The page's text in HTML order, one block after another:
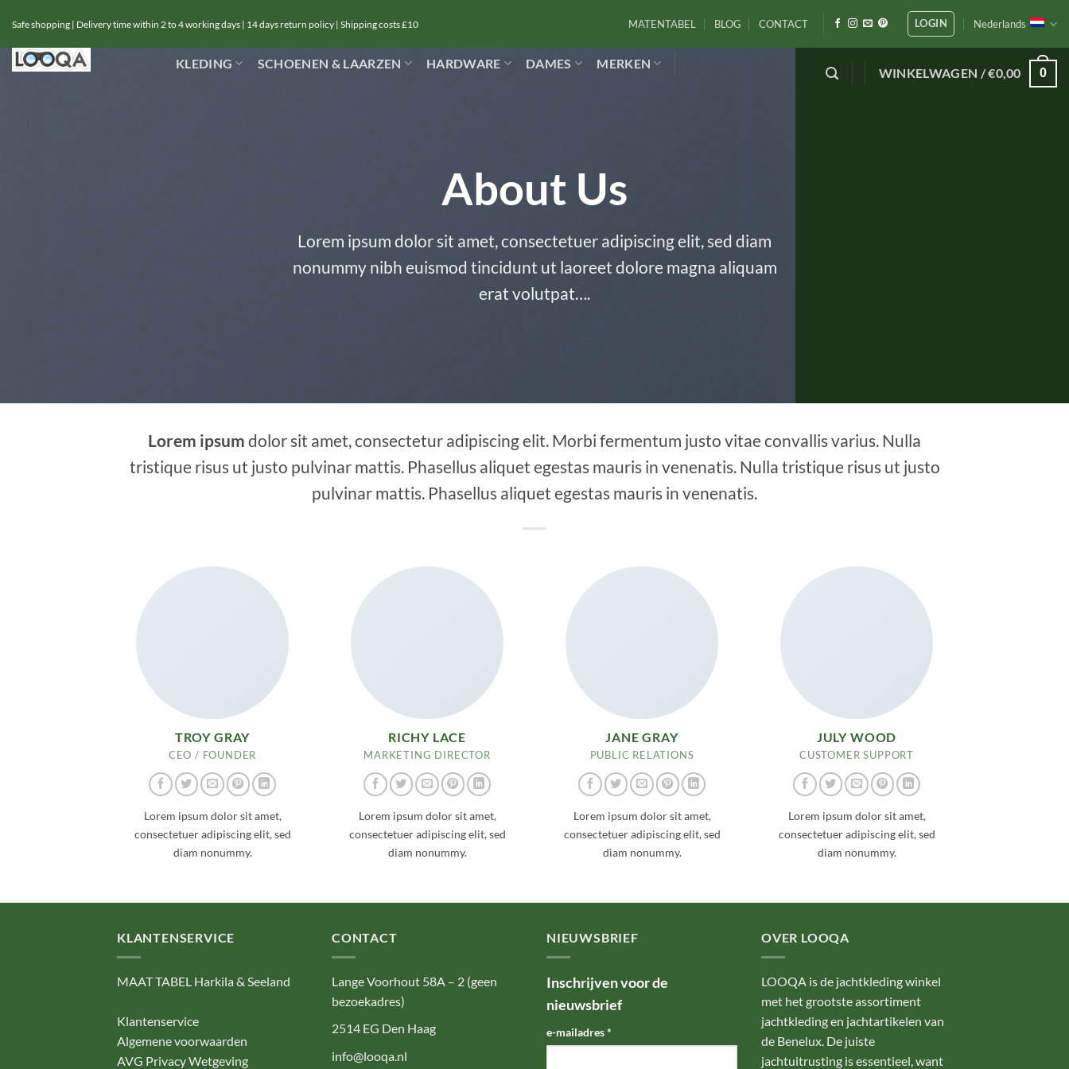
naar
inhoud
Safe shopping | Delivery time within 2 to 4 working days | 14 days return policy | Shipping costs £10 MATENTABEL BLOG CONTACT LOGIN Nederlands
KLEDING SCHOENEN & LAARZEN HARDWARE DAMES MERKEN
WINKELWAGEN /€0,00 0
About Us
Lorem ipsum dolor sit amet, consectetuer adipiscing elit, sed diam
nonummy nibh euismod tincidunt ut laoreet dolore magna aliquam
erat volutpat….
Lorem ipsum dolor sit amet, consectetur adipiscing elit. Morbi fermentum justo vitae convallis varius. Nulla
tristique risus ut justo pulvinar mattis. Phasellus aliquet egestas mauris in venenatis. Nulla tristique risus ut justo
pulvinar mattis. Phasellus aliquet egestas mauris in venenatis.
TROY GRAY
CEO / FOUNDER
Lorem ipsum dolor sit amet,
consectetuer adipiscing elit, sed
diam nonummy.
RICHY LACE
MARKETING DIRECTOR
Lorem ipsum dolor sit amet,
consectetuer adipiscing elit, sed
diam nonummy.
JANE GRAY
PUBLIC RELATIONS
Lorem ipsum dolor sit amet,
consectetuer adipiscing elit, sed
diam nonummy.
JULY WOOD
CUSTOMER SUPPORT
Lorem ipsum dolor sit amet,
consectetuer adipiscing elit, sed
diam nonummy.
KLANTENSERVICE
MAAT TABEL Harkila & Seeland
Klantenservice
Algemene voorwaarden
AVG Privacy Wetgeving
CONTACT
Lange Voorhout 58A – 2 (geen
bezoekadres)
2514 EG Den Haag
info@looqa.nl
NIEUWSBRIEF
Inschrijven voor de
nieuwsbrief
e-mailadres*
OVER LOOQA
LOOQA is de jachtkleding winkel
met het grootste assortiment
jachtkleding en jachtartikelen van
de Benelux. De juiste
jachtuitrusting is essentieel, want